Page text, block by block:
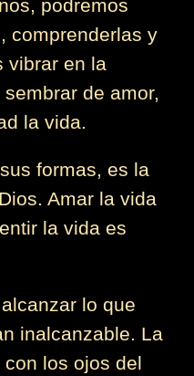
podremos
comprenderlas y
vibrar en la
de amor,
la vida.
formas, es la
Amar la vida
la vida es
lo que
inalcanzable. La
los ojos del